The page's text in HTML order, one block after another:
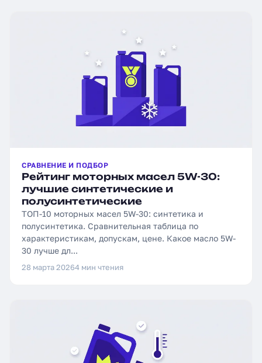
СРАВНЕНИЕ И ПОДБОР
Рейтинг моторных масел 5W-30:
лучшие синтетические и
полусинтетические
ТОП-10 моторных масел 5W-30: синтетика и
полусинтетика. Сравнительная таблица по
характеристикам, допускам, цене. Какое масло 5W-
30 лучше дл...
28 марта 20264 мин чтения